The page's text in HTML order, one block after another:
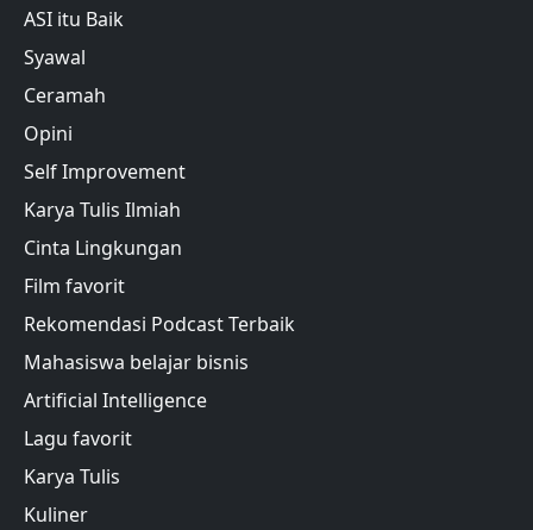
ASI itu Baik
Syawal
Ceramah
Opini
Self Improvement
Karya Tulis Ilmiah
Cinta Lingkungan
Film favorit
Rekomendasi Podcast Terbaik
Mahasiswa belajar bisnis
Artificial Intelligence
Lagu favorit
Karya Tulis
Kuliner